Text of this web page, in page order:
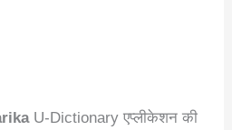
U-Dictionary एप्लीकेशन की